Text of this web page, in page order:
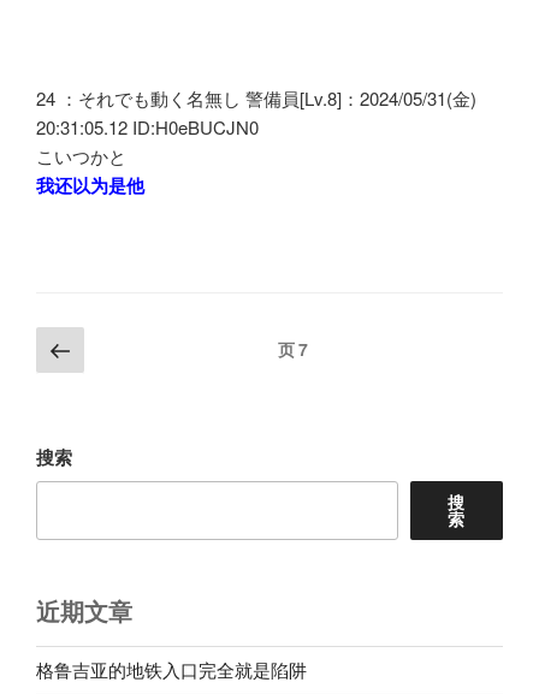
24 ：それでも動く名無し 警備員[Lv.8]：2024/05/31(金)
20:31:05.12 ID:H0eBUCJN0
こいつかと
我还以为是他
文
章
页
上
一
页7
搜索
搜
索
近期文章
格鲁吉亚的地铁入口完全就是陷阱